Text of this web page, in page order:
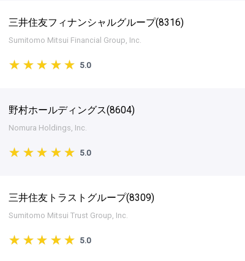
三井住友フィナンシャルグループ(8316)
Sumitomo Mitsui Financial Group, Inc.
5.0
野村ホールディングス(8604)
Nomura Holdings, Inc.
5.0
三井住友トラストグループ(8309)
Sumitomo Mitsui Trust Group, Inc.
5.0